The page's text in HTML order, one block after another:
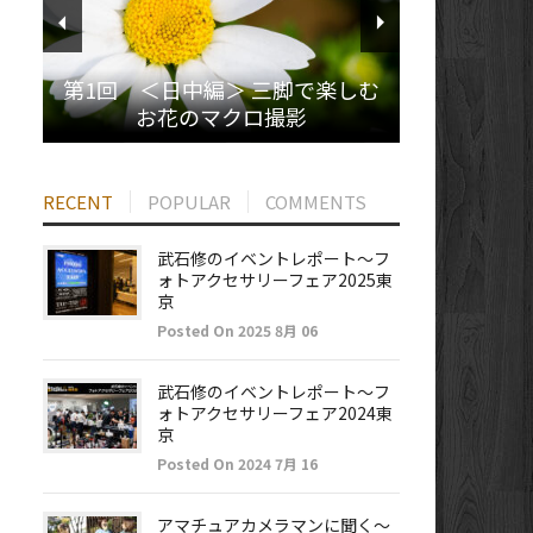
第1回 ＜日中編＞ 三脚で楽しむ
お花のマクロ撮影
RECENT POPULAR COMMENTS
武石修のイベントレポート～フ
ォトアクセサリーフェア2025東
京
Posted On 2025 8月 06
武石修のイベントレポート～フ
ォトアクセサリーフェア2024東
京
Posted On 2024 7月 16
アマチュアカメラマンに聞く～